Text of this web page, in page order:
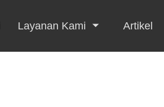
Layanan Kami Artikel